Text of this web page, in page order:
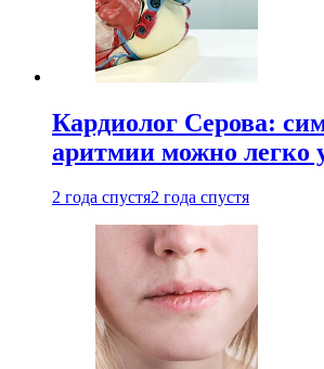
Кардиолог Серова:
аритмии можно легко
2 года спустя2 года спустя